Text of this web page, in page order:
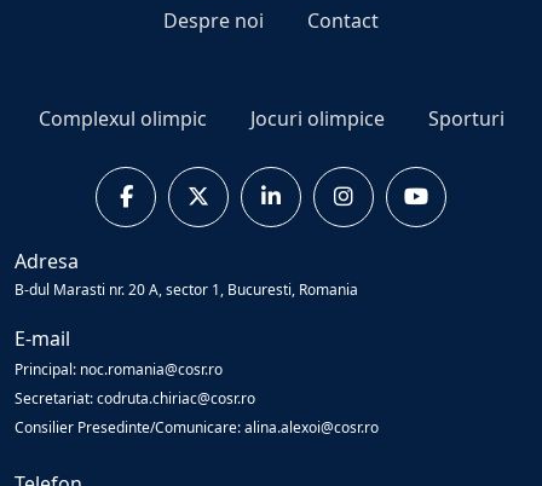
Despre noi Contact
Complexul olimpic Jocuri olimpice Sporturi
Adresa
B-dul Marasti nr. 20 A, sector 1, Bucuresti, Romania
E-mail
Principal: noc.romania@cosr.ro
Secretariat: codruta.chiriac@cosr.ro
Consilier Presedinte/Comunicare: alina.alexoi@cosr.ro